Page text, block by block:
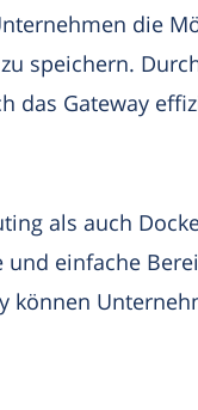
die
speichern.
das Gateway
als auch
einfache
können